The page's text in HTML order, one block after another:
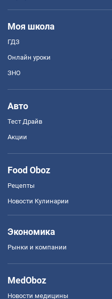
Моя школа
ГДЗ
Онлайн уроки
ЗНО
Авто
Тест Драйв
Акции
Food Oboz
Рецепты
Новости Кулинарии
Экономика
Рынки и компании
MedOboz
Новости медицины